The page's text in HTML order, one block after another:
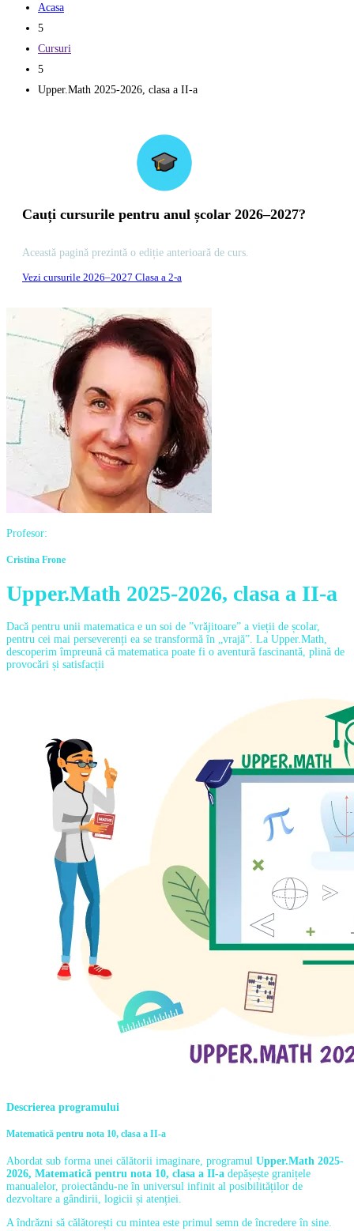
Acasa
5
Cursuri
5
Upper.Math 2025-2026, clasa a II-a
Cauți cursurile pentru anul școlar 2026–2027?
Această pagină prezintă o ediție anterioară de curs.
Vezi cursurile 2026–2027 Clasa a 2-a
Profesor:
Cristina Frone
Upper.Math 2025-2026, clasa a II-a
Dacă pentru unii matematica e un soi de ”vrăjitoare” a vieții de școlar,
pentru cei mai perseverenți ea se transformă în „vrajă”. La Upper.Math,
descoperim împreună că matematica poate fi o aventură fascinantă, plină de
provocări și satisfacții
Descrierea programului
Matematică pentru nota 10, clasa a II-a
Abordat sub forma unei călătorii imaginare, programul Upper.Math 2025-
2026, Matematică pentru nota 10, clasa a II-a depășește granițele
manualelor, proiectându-ne în universul infinit al posibilităților de
dezvoltare a gândirii, logicii și atenției.
A îndrăzni să călătorești cu mintea este primul semn de încredere în sine.